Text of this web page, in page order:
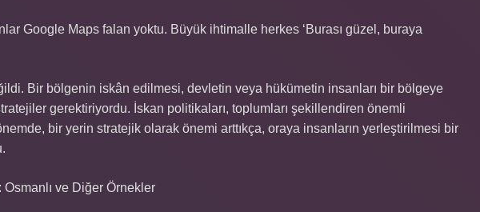
Google Maps falan yoktu. Büyük ihtimalle herkes ‘Burası güzel, buraya
Bir bölgenin iskân edilmesi, devletin veya hükümetin insanları bir bölgeye
gerektiriyordu. İskan politikaları, toplumları şekillendiren önemli
bir yerin stratejik olarak önemi arttıkça, oraya insanların yerleştirilmesi bir
ve Diğer Örnekler